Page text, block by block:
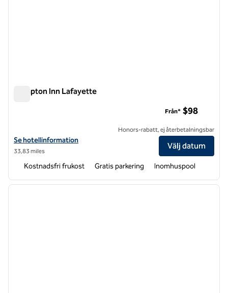
Hampton Inn Lafayette
Visa hotelldetaljer för Hampton Inn Lafayette
Se hotellinformation
33,83 miles
Från* $98
Honors-rabatt, ej återbetalningsbar
Välj datum
Kostnadsfri frukost Gratis parkering Inomhuspool
1 av 12
nästa